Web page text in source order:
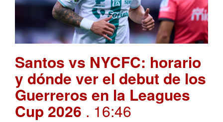
Santos vs NYCFC: horario
y dónde ver el debut de los
Guerreros en la Leagues
Cup 2026 . 16:46